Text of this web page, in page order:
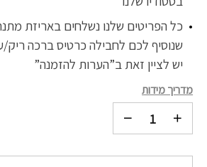
כל הפריטים שלנו נשלחים באריזת
שנוסיף לכם לחבילה כרטיס ברכה
יש לציין זאת ב”הערות להזמנה”
מדריך מידות